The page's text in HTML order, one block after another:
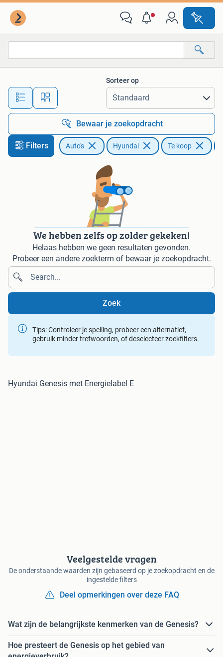
Alle afstanden…
Sorteer op
Bewaar je zoekopdracht
Filters Auto's Hyundai Te koop
We hebben zelfs op zolder gekeken!
Helaas hebben we geen resultaten gevonden.
Probeer een andere zoekterm of bewaar je zoekopdracht.
Zoek
Tips: Controleer je spelling, probeer een alternatief,
gebruik minder trefwoorden, of deselecteer zoekfilters.
Hyundai Genesis met Energielabel E
Veelgestelde vragen
De onderstaande waarden zijn gebaseerd op je zoekopdracht en de
ingestelde filters
Deel opmerkingen over deze FAQ
Wat zijn de belangrijkste kenmerken van de Genesis?
Hoe presteert de Genesis op het gebied van